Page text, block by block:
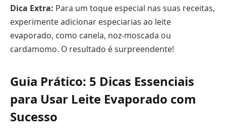
Dica Extra: Para um toque especial nas suas receitas,
experimente adicionar especiarias ao leite
evaporado, como canela, noz-moscada ou
cardamomo. O resultado é surpreendente!
Guia Prático: 5 Dicas Essenciais
para Usar Leite Evaporado com
Sucesso